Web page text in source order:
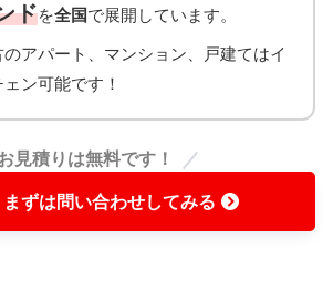
ドを全国で展開しています。
のアパート、マンション、戸建てはイ
ェン可能です！
見積りは無料です！
まずは問い合わせしてみる